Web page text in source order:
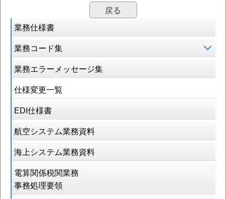
業務仕様書
業務コード集
業務エラーメッセージ集
仕様変更一覧
EDI仕様書
航空システム業務資料
海上システム業務資料
電算関係税関業務
事務処理要領
戻る